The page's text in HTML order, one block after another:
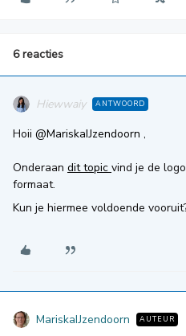
6 reacties
Hiewwaiy ANTWOORD
Hoii @MariskaIJzendoorn ,
Onderaan dit topic vind je de
formaat.
Kun je hiermee voldoende
MariskaIJzendoorn AUTEUR